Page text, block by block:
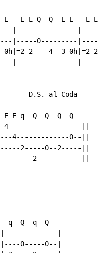
E   E E Q  Q  E E   E E
|---------------
|-----0---------|-----
2----4--3-0h|=2-
|---------------
D.S. al Coda
E E q  Q  Q  Q  Q
4------------------||
4-------------0--||
2-----0--2-----||
2-----------||
q  Q  q  Q
|
0-----0--|